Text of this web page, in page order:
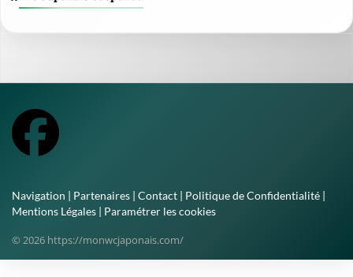
Navigation | Partenaires | Contact | Politique de Confidentialité |
Mentions Légales | Paramétrer les cookies
© 2026 https://monwcjaponais.com/